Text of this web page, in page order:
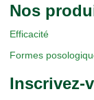
Nos
Efficacité
Formes
Inscrivez-